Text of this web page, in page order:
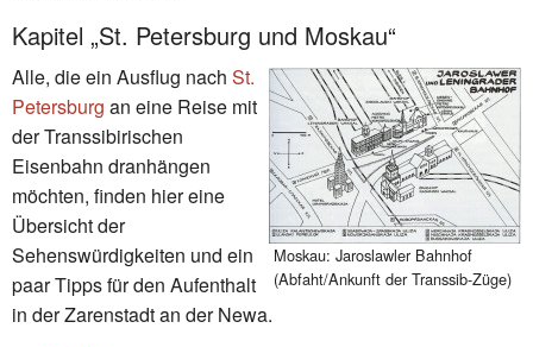
Kapitel „St. Petersburg und Moskau“
Moskau: Jaroslawler Bahnhof
(Abfaht/Ankunft der Transsib-Züge)
Alle, die ein Ausflug nach St.
Petersburg an eine Reise mit
der Transsibirischen
Eisenbahn dranhängen
möchten, finden hier eine
Übersicht der
Sehenswürdigkeiten und ein
paar Tipps für den Aufenthalt
in der Zarenstadt an der Newa.